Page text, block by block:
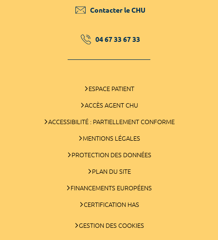
Contacter le CHU
04 67 33 67 33
ESPACE PATIENT
ACCÈS AGENT CHU
ACCESSIBILITÉ : PARTIELLEMENT CONFORME
MENTIONS LÉGALES
PROTECTION DES DONNÉES
PLAN DU SITE
FINANCEMENTS EUROPÉENS
CERTIFICATION HAS
GESTION DES COOKIES